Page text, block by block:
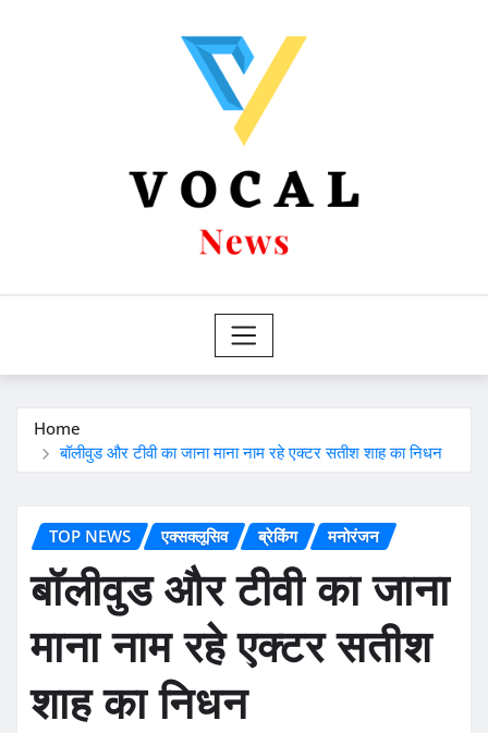
Home
बॉलीवुड और टीवी का जाना माना नाम रहे एक्टर सतीश शाह का निधन
TOP NEWS एक्सक्लूसिव ब्रेकिंग मनोरंजन
बॉलीवुड और टीवी का जाना
माना नाम रहे एक्टर सतीश
शाह का निधन